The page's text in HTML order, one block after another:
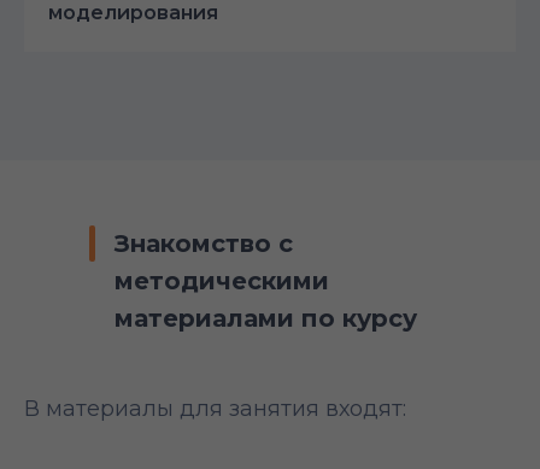
моделирования
Знакомство с
методическими
материалами по курсу
В материалы для занятия входят: